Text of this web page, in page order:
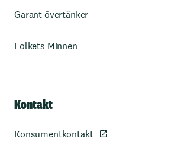
Garant övertänker
Folkets Minnen
Kontakt
Konsumentkontakt